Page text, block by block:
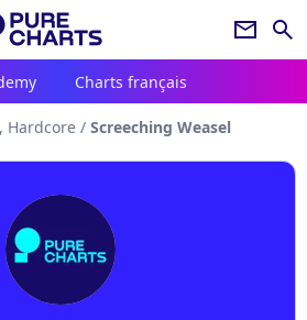
newsletter search
Charts français
Hardcore / Screeching Weasel